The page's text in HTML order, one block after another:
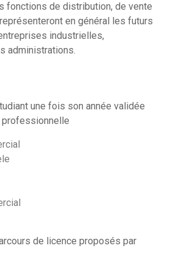
fonctions de distribution, de vente
en général les futurs
industrielles,
administrations.
une fois son année validée
professionnelle
de licence proposés par